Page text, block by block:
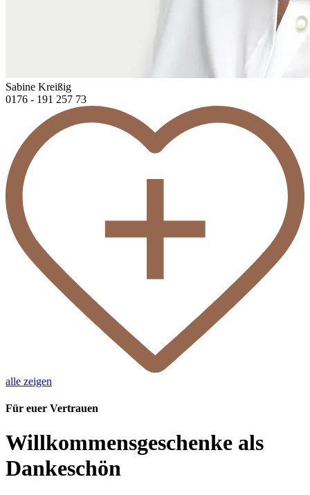
Sabine Kreißig
0176 - 191 257 73
alle zeigen
Für euer Vertrauen
Willkommensgeschenke als
Dankeschön